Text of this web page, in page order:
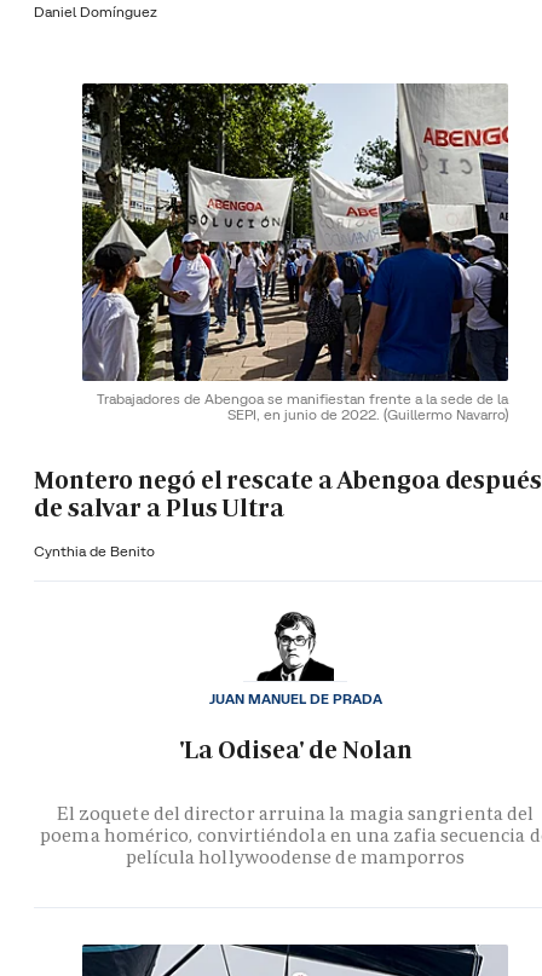
Daniel Domínguez
Trabajadores de Abengoa se manifiestan frente a la sede de la
SEPI, en junio de 2022. (Guillermo Navarro)
Montero negó el rescate a Abengoa después
de salvar a Plus Ultra
Cynthia de Benito
'La Odisea' de Nolan
El zoquete del director arruina la magia sangrienta del
poema homérico, convirtiéndola en una zafia secuencia
película hollywoodense de mamporros
JUAN MANUEL DE PRADA